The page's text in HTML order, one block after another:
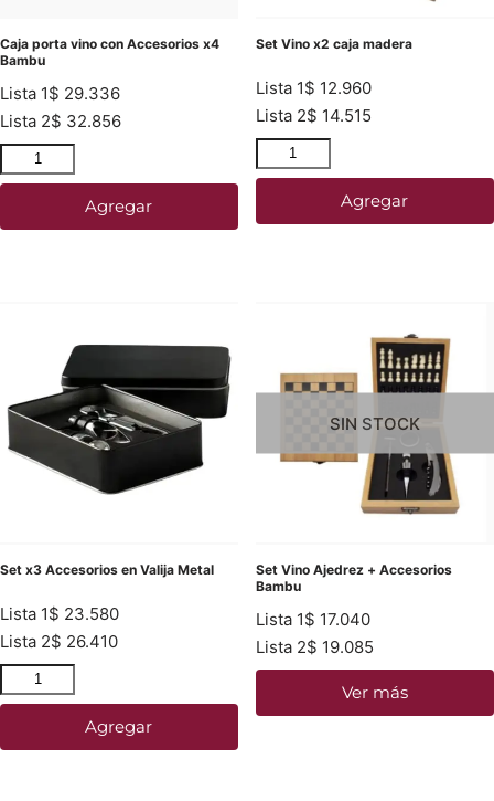
Caja porta vino con Accesorios x4
Bambu
Lista 1$ 29.336
Lista 2$ 32.856
Agregar
Set Vino x2 caja madera
Lista 1$ 12.960
Lista 2$ 14.515
Agregar
Set x3 Accesorios en Valija Metal
Lista 1$ 23.580
Lista 2$ 26.410
Agregar
SIN STOCK
Set Vino Ajedrez + Accesorios
Bambu
Lista 1$ 17.040
Lista 2$ 19.085
Ver más